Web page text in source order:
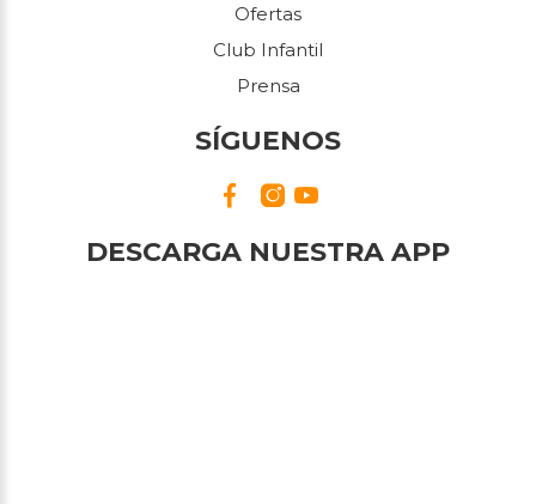
Ofertas
Club Infantil
Prensa
SÍGUENOS
DESCARGA NUESTRA APP